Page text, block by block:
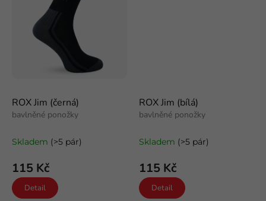
ROX Jim (černá)
bavlněné ponožky
Skladem (>5 pár)
115 Kč
Detail
ROX Jim (bílá)
bavlněné ponožky
Skladem (>5 pár)
115 Kč
Detail